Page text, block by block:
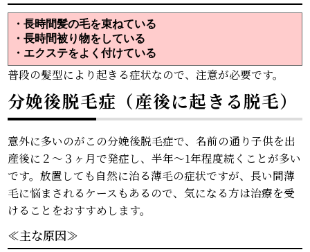
・長時間髪の毛を束ねている
・長時間被り物をしている
・エクステをよく付けている
普段の髪型により起きる症状なので、注意が必要です。
分娩後脱毛症（産後に起きる脱毛）
意外に多いのがこの分娩後脱毛症で、名前の通り子供を出
産後に２～３ヶ月で発症し、半年～1年程度続くことが多い
です。放置しても自然に治る薄毛の症状ですが、長い間薄
毛に悩まされるケースもあるので、気になる方は治療を受
けることをおすすめします。
≪主な原因≫